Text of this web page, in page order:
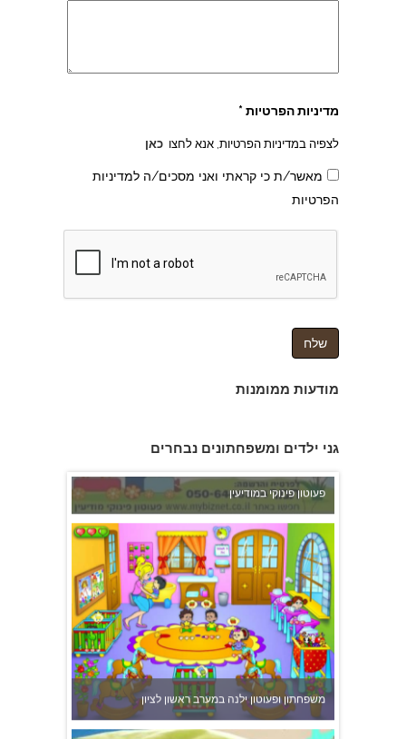
מדיניות הפרטיות *
לצפיה במדיניות הפרטיות, אנא לחצו כאן
מאשר/ת כי קראתי ואני מסכים/ה למדיניות
הפרטיות
מודעות ממומנות
גני ילדים ומשפחתונים נבחרים
צהרון בקרית אונו
פעוטון פינוקי במודיעין
משפחתון ופעוטון ילנה במערב ראשון לציון